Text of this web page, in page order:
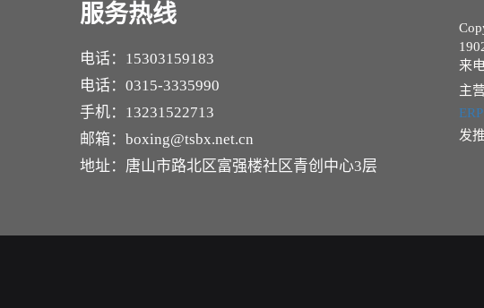
服务热线
电话：15303159183
电话：0315-3335990
手机：13231522713
邮箱：boxing@tsbx.net.cn
地址：唐山市路北区富强楼社区青创中心3层
来
主
发